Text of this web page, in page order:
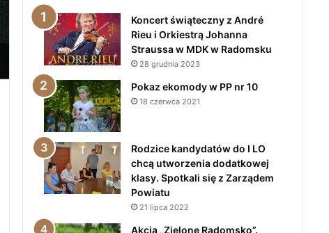
Koncert świąteczny z André
Rieu i Orkiestrą Johanna
Straussa w MDK w Radomsku
28 grudnia 2023
Pokaz ekomody w PP nr 10
18 czerwca 2021
Rodzice kandydatów do I LO
chcą utworzenia dodatkowej
klasy. Spotkali się z Zarządem
Powiatu
21 lipca 2022
Akcja „Zielone Radomsko”.